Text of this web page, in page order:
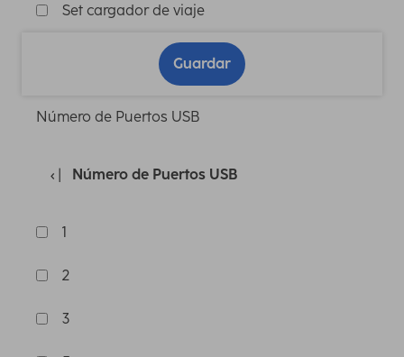
Set cargador de viaje
Guardar
Número de Puertos USB
Número de Puertos USB
1
2
3